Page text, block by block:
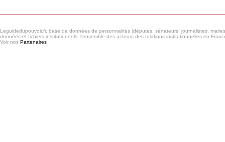
Leguidedupouvoir.fr, base de données de personnalités (députés, sénateurs, journalistes,
données et fichiers institutionnels, l'ensemble des acteurs des relations institutionnelles en
Voir nos Partenaires